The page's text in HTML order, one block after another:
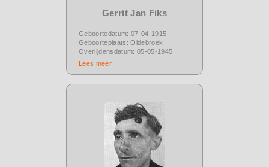
Gerrit Jan Fiks
Geboortedatum: 07-04-1915
Geboorteplaats: Oldebroek
Overlijdensdatum: 05-05-1945
Lees meer